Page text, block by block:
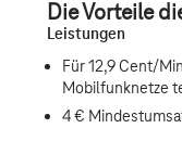
Die Vorteile